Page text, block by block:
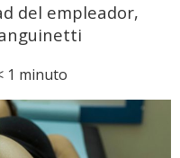
del empleador,
1 minuto